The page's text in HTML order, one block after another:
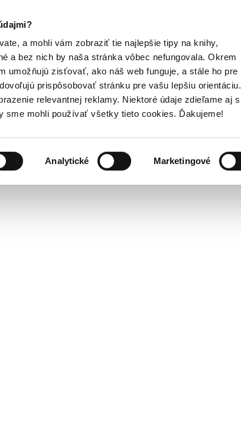
a mohli vám zobraziť tie najlepšie tipy na knihy,
a bez nich by naša stránka vôbec nefungovala. Okrem
umožňujú zisťovať, ako náš web funguje, a stále ho pre
prispôsobovať stránku pre vašu lepšiu orientáciu.
relevantnej reklamy. Niektoré údaje zdieľame aj s
sme mohli používať všetky tieto cookies. Ďakujeme!
Analytické Marketingové